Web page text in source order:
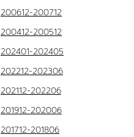
200612-200712
200412-200512
202401-202405
202212-202306
202112-202206
201912-202006
201712-201806